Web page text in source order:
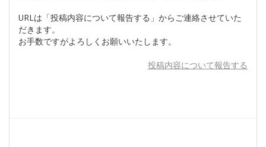
URLは「投稿内容について報告する」からご連絡させていた
だきます。
お手数ですがよろしくお願いいたします。
投稿内容について報告する